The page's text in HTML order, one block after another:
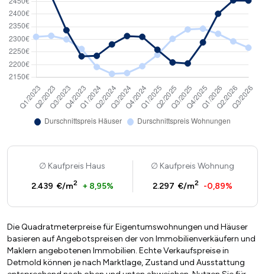
Kaufpreis Haus
2.439 €/m2 + 8,95%
Kaufpreis Wohnung
2.297 €/m2 -0,89%
Die Quadratmeterpreise für Eigentumswohnungen und Häuser
basieren auf Angebotspreisen der von Immobilienverkäufern und
Maklern angebotenen Immobilien. Echte Verkaufspreise in
Detmold können je nach Marktlage, Zustand und Ausstattung